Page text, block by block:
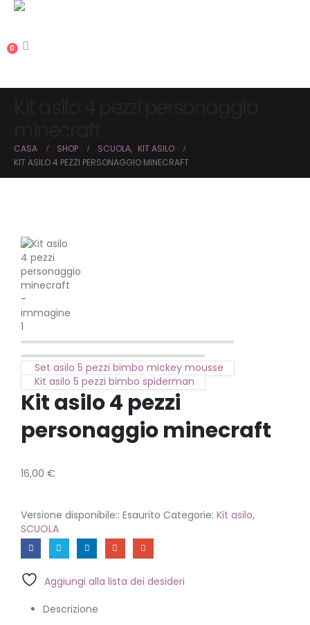
0
CASA SHOP SCUOLA, KIT ASILO
KIT ASILO 4 PEZZI PERSONAGGIO MINECRAFT
Set asilo 5 pezzi bimbo mickey mousse
Kit asilo 5 pezzi bimbo spiderman
Kit asilo 4 pezzi
personaggio minecraft
16,00 €
Versione disponibile:: Esaurito Categorie: Kit asilo,
SCUOLA
Aggiungi alla lista dei desideri
Descrizione